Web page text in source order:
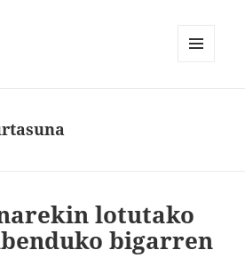
lotutako
bigarren